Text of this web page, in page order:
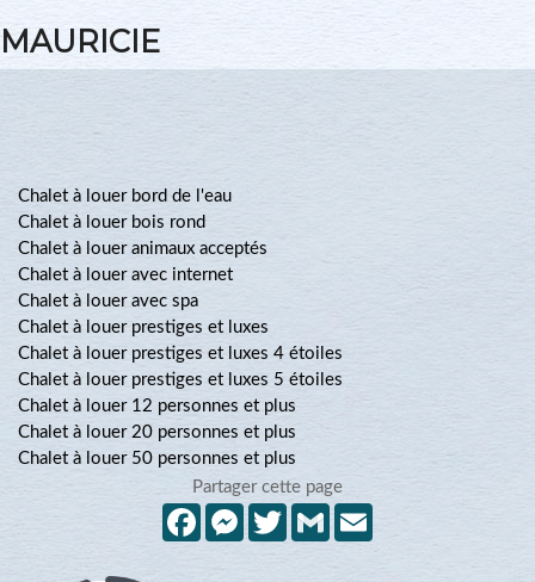
MAURICIE
Chalet à louer bord de l'eau
Chalet à louer bois rond
Chalet à louer animaux acceptés
Chalet à louer avec internet
Chalet à louer avec spa
Chalet à louer prestiges et luxes
Chalet à louer prestiges et luxes 4 étoiles
Chalet à louer prestiges et luxes 5 étoiles
Chalet à louer 12 personnes et plus
Chalet à louer 20 personnes et plus
Chalet à louer 50 personnes et plus
Partager cette page
FacebookMessenger
TwitterGmail